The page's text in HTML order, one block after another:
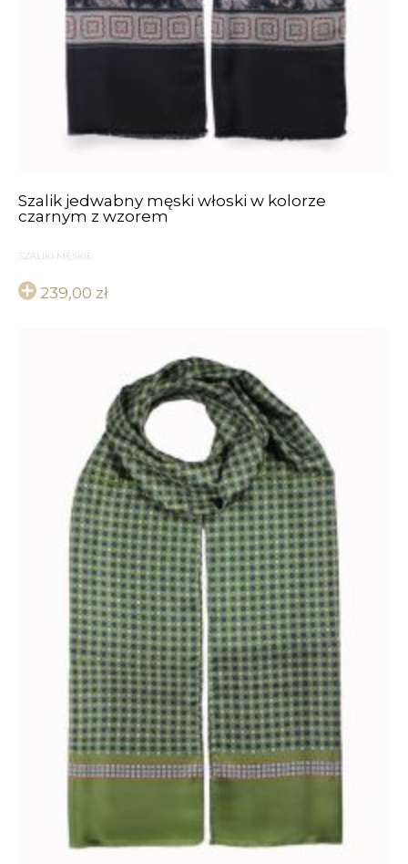
Szalik jedwabny męski włoski w kolorze
czarnym z wzorem
SZALIKI MĘSKIE
239,00 zł